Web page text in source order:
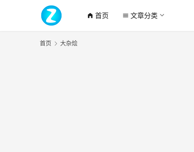
home_filled 首页 menu 文章分类
首页 大杂烩